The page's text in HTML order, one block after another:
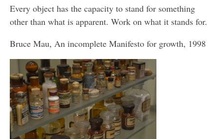
Every object has the capacity to stand for something
other than what is apparent. Work on what it stands for.
Bruce Mau, An incomplete Manifesto for growth, 1998